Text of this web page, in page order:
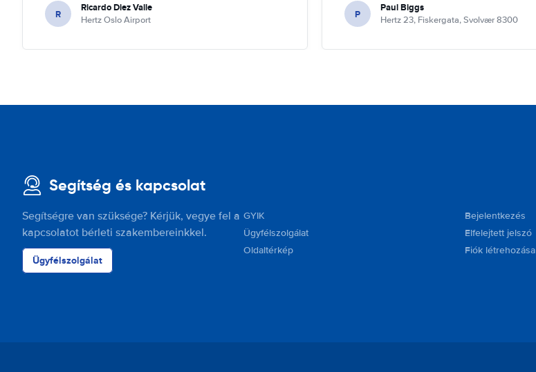
R Ricardo Diez Valle
Hertz Oslo Airport P Paul Biggs
Hertz 23, Fiskergata, Svolvær 8300
Segítség és kapcsolat
Segítségre van szüksége? Kérjük, vegye fel a
kapcsolatot bérleti szakembereinkkel.
Ügyfélszolgálat
GYIK
Ügyfélszolgálat
Oldaltérkép
Bejelentkezés
Elfelejtett jelszó
Fiók létrehozása